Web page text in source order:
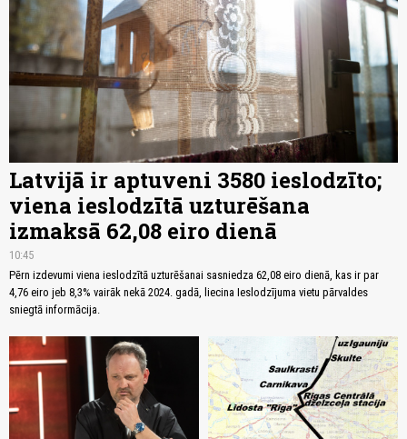
Latvijā ir aptuveni 3580 ieslodzīto;
viena ieslodzītā uzturēšana
izmaksā 62,08 eiro dienā
10:45
Pērn izdevumi viena ieslodzītā uzturēšanai sasniedza 62,08 eiro dienā, kas ir par
4,76 eiro jeb 8,3% vairāk nekā 2024. gadā, liecina Ieslodzījuma vietu pārvaldes
sniegtā informācija.